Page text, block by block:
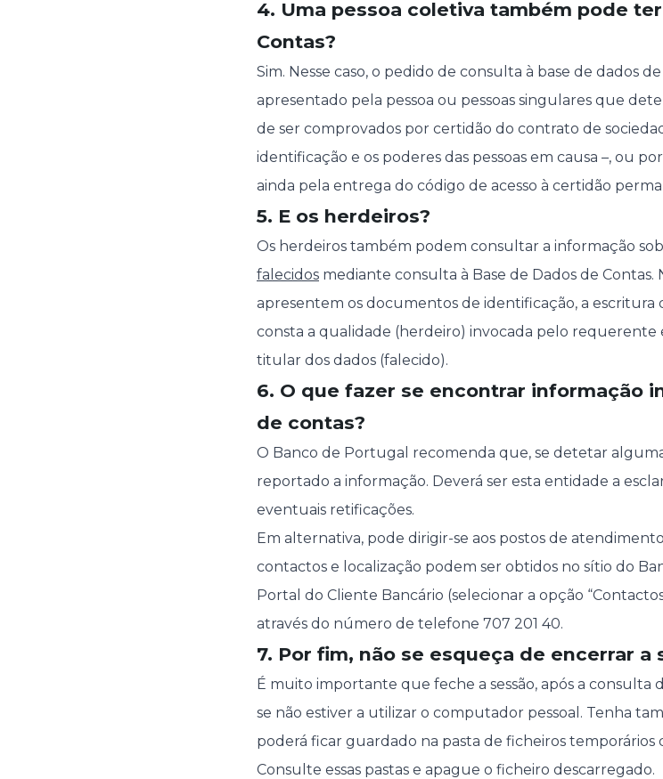
4. Uma pessoa coletiva também pode
Contas?
Sim. Nesse caso, o pedido de consulta à base de dados
apresentado pela pessoa ou pessoas singulares que
de ser comprovados por certidão do contrato de
identificação e os poderes das pessoas em causa –, ou
ainda pela entrega do código de acesso à certidão
5. E os herdeiros?
Os herdeiros também podem consultar a informação
falecidos mediante consulta à Base de Dados de Contas.
apresentem os documentos de identificação, a escritura
consta a qualidade (herdeiro) invocada pelo
titular dos dados (falecido).
6. O que fazer se encontrar informação
de contas?
O Banco de Portugal recomenda que, se detetar
reportado a informação. Deverá ser esta entidade a
eventuais retificações.
Em alternativa, pode dirigir-se aos postos de
contactos e localização podem ser obtidos no sítio do
Portal do Cliente Bancário (selecionar a opção
através do número de telefone 707 201 40.
7. Por fim, não se esqueça de encerrar a
É muito importante que feche a sessão, após a consulta
se não estiver a utilizar o computador pessoal. Tenha
poderá ficar guardado na pasta de ficheiros temporários
Consulte essas pastas e apague o ficheiro descarregado.